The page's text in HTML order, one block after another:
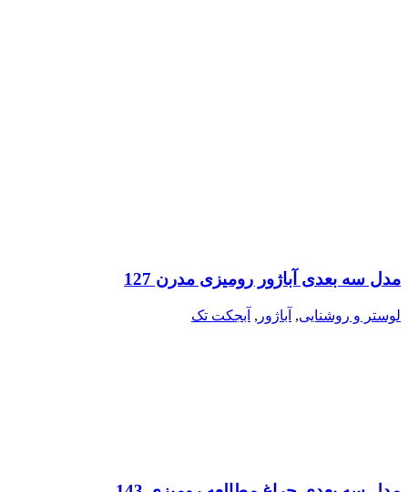
مدل سه بعدی آباژور رومیزی مدرن 127
لوستر و روشنایی, آباژور , آبجکت تک